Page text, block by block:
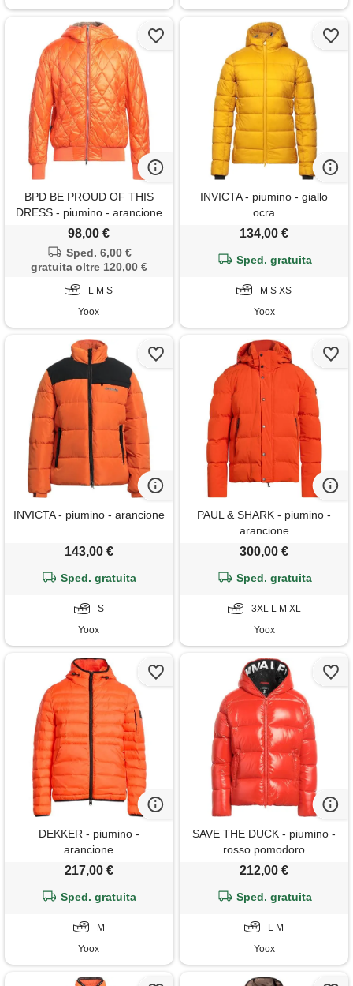
BPD BE PROUD OF THIS
DRESS - piumino - arancione
98,00 €
Sped. 6,00 €
gratuita oltre 120,00 €
L M S
Yoox
INVICTA - piumino - giallo
ocra
134,00 €
Sped. gratuita
M S XS
Yoox
INVICTA - piumino - arancione
143,00 €
Sped. gratuita
S
Yoox
PAUL & SHARK - piumino -
arancione
300,00 €
Sped. gratuita
3XL L M XL
Yoox
DEKKER - piumino -
arancione
217,00 €
Sped. gratuita
M
Yoox
SAVE THE DUCK - piumino -
rosso pomodoro
212,00 €
Sped. gratuita
L M
Yoox